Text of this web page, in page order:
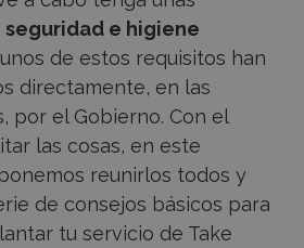
e higiene
de estos requisitos han
directamente, en las
por el Gobierno. Con el
las cosas, en este
reunirlos todos y
de consejos básicos para
tu servicio de Take